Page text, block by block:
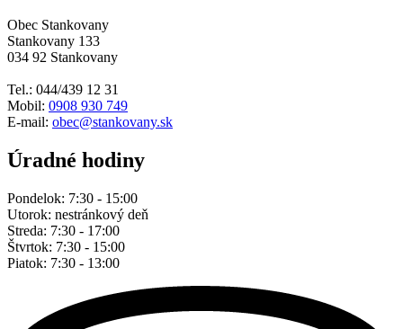
Obec Stankovany
Stankovany 133
034 92 Stankovany
Tel.: 044/439 12 31
Mobil: 0908 930 749
E-mail: obec@stankovany.sk
Úradné hodiny
Pondelok: 7:30 - 15:00
Utorok: nestránkový deň
Streda: 7:30 - 17:00
Štvrtok: 7:30 - 15:00
Piatok: 7:30 - 13:00